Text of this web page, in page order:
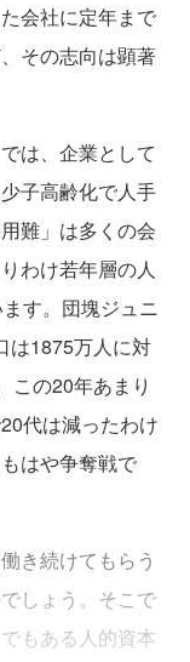
会社に定年まで
その志向は顕著
は、企業として
子高齢化で人手
難」は多くの会
わけ若年層の人
す。団塊ジュニ
は1875万人に対
この20年あまり
代は減ったわけ
はや争奪戦で
き続けてもらう
しょう。そこで
もある人的資本